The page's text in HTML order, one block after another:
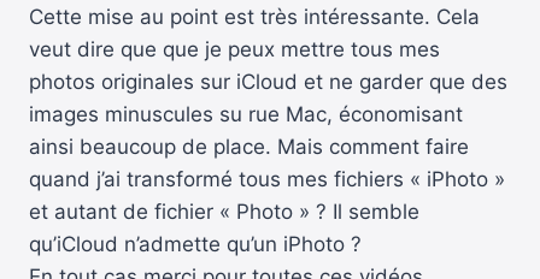
Cette mise au point est très intéressante. Cela
veut dire que que je peux mettre tous mes
photos originales sur iCloud et ne garder que des
images minuscules su rue Mac, économisant
ainsi beaucoup de place. Mais comment faire
quand j’ai transformé tous mes fichiers « iPhoto »
et autant de fichier « Photo » ? Il semble
qu’iCloud n’admette qu’un iPhoto ?